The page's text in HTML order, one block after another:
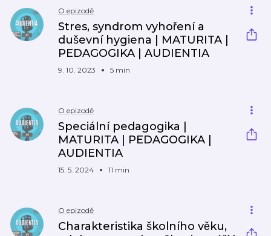
O epizodě
Stres, syndrom vyhoření a
duševní hygiena | MATURITA |
PEDAGOGIKA | AUDIENTIA
9. 10. 2023 5 min
O epizodě
Speciální pedagogika |
MATURITA | PEDAGOGIKA |
AUDIENTIA
15. 5. 2024 11 min
O epizodě
Charakteristika školního věku,